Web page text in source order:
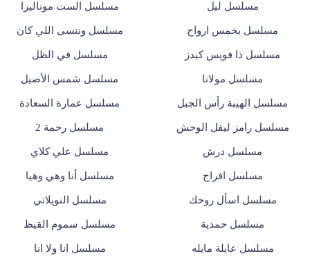
مسلسل ليل مسلسل الست موناليزا
مسلسل بخمس ارواح مسلسل وننسى اللي كان
مسلسل ذا فويس كيدز مسلسل في الظل
مسلسل مولانا مسلسل شمس الأصيل
مسلسل الهيبة رأس الجبل مسلسل عمارة السعادة
مسلسل رامز ليفل الوحش مسلسل رحمة 2
مسلسل درش مسلسل علي كلاي
مسلسل افراج مسلسل أنا وهي وهيا
مسلسل اسأل روحك مسلسل النويلاتي
مسلسل حمدية مسلسل سموم القيظ
مسلسل عايلة مايله مسلسل انا ولا انا